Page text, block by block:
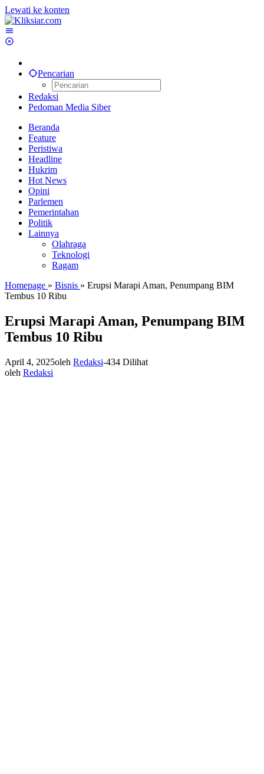
Lewati ke konten
Pencarian
Redaksi
Pedoman Media Siber
Beranda
Feature
Peristiwa
Headline
Hukrim
Hot News
Opini
Parlemen
Pemerintahan
Politik
Lainnya
Olahraga
Teknologi
Ragam
Homepage » Bisnis » Erupsi Marapi Aman, Penumpang BIM
Tembus 10 Ribu
Erupsi Marapi Aman, Penumpang BIM
Tembus 10 Ribu
April 4, 2025oleh Redaksi-434 Dilihat
oleh Redaksi